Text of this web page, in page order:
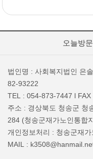
오늘방
법인명 : 사회복지법인 은
82-93222
TEL : 054-873-7447 l
주소 : 경상북도 청송군 청
284 (청송군재가노인통합
개인정보처리 : 청송군재
MAIL :